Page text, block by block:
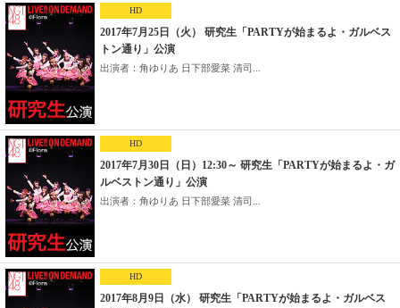
HD
2017年7月25日（火） 研究生「PARTYが始まるよ・ガルベス
トン通り」公演
出演者：角ゆりあ 日下部愛菜 清司...
HD
2017年7月30日（日）12:30～ 研究生「PARTYが始まるよ・ガ
ルベストン通り」公演
出演者：角ゆりあ 日下部愛菜 清司...
HD
2017年8月9日（水） 研究生「PARTYが始まるよ・ガルベス